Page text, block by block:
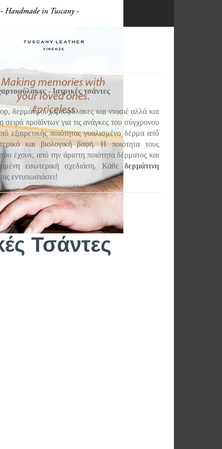
- Ιατρικές τσάντες
δερμάτινοι χαρτοφύλακες και ντοσιέ αλλά και
σειρά προϊόντων για τις ανάγκες του σύγχρονου
εξαιρετικής ποιότητας γυαλισμένο δέρμα από
και βιολογική βαφή. Η ποιότητα τους
έχουν, από την άριστη ποιότητα δέρματος και
εσωτερική σχεδιάση. Κάθε δερμάτινη
εντυπωσιάσει!
Τσάντες